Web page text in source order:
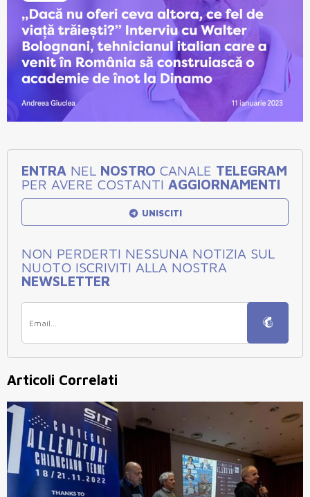
ENTRA NEL NOSTRO CANALE TELEGRAM
PER AVERE COSTANTI AGGIORNAMENTI
UNISCITI
NON PERDERTI NESSUNA NOTIZIA SUL
NUOTO ISCRIVITI ALLA NOSTRA
NEWSLETTER
Articoli Correlati